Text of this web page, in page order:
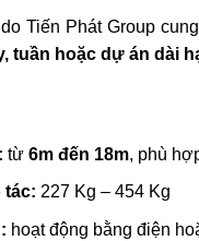
Tiến Phát Group
tuần hoặc dự án dài
từ 6m đến 18m, phù
tác: 227 Kg – 454 Kg
hoạt động bằng điện